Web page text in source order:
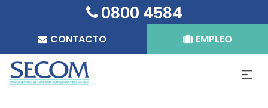
0800 4584
EMPLEO
CONTACTO